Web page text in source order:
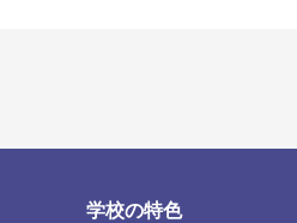
学校の特色